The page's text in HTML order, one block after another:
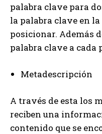
palabra clave para
la palabra clave en la
posicionar. Además
palabra clave a cada
Metadescripción
A través de esta los
reciben una
contenido que se